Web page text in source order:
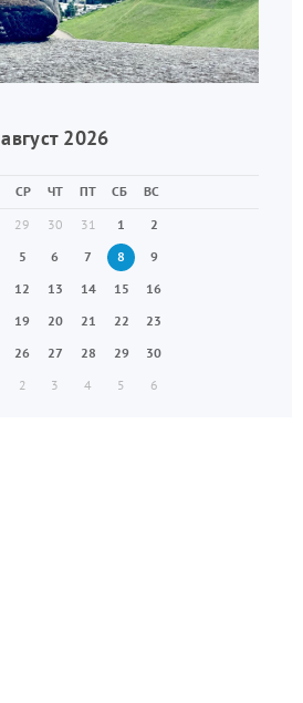
август 2026
СР ЧТ ПТ СБ
ВС
29 30 31 1
2
5 6 7 8
9
12 13 14 15
16
19 20 21 22
23
26 27 28 29
30
2 3 4 5 6